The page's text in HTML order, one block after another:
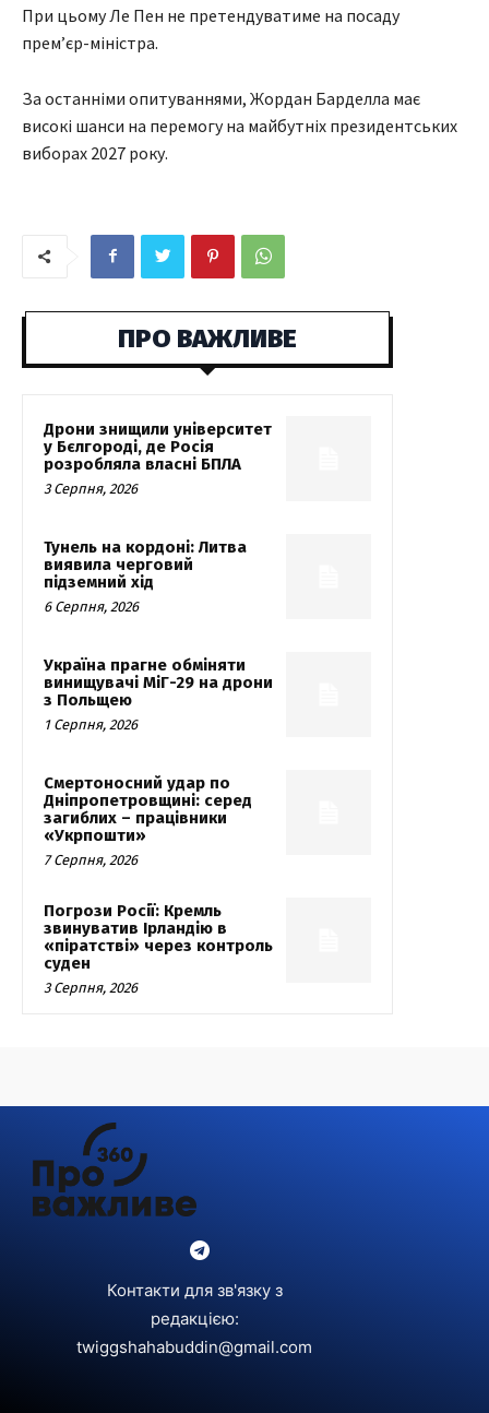
При цьому Ле Пен не претендуватиме на посаду
прем’єр-міністра.
За останніми опитуваннями, Жордан Барделла має
високі шанси на перемогу на майбутніх президентських
виборах 2027 року.
ПРО ВАЖЛИВЕ
Дрони знищили університет
у Бєлгороді, де Росія
розробляла власні БПЛА
3 Серпня, 2026
Тунель на кордоні: Литва
виявила черговий
підземний хід
6 Серпня, 2026
Україна прагне обміняти
винищувачі МіГ-29 на дрони
з Польщею
1 Серпня, 2026
Смертоносний удар по
Дніпропетровщині: серед
загиблих – працівники
«Укрпошти»
7 Серпня, 2026
Погрози Росії: Кремль
звинуватив Ірландію в
«піратстві» через контроль
суден
3 Серпня, 2026
Контакти для зв'язку з
редакцією:
twiggshahabuddin@gmail.com